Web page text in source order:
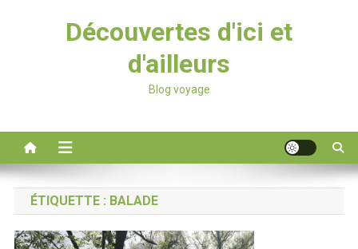
Découvertes d'ici et
d'ailleurs
Blog voyage
ÉTIQUETTE : BALADE